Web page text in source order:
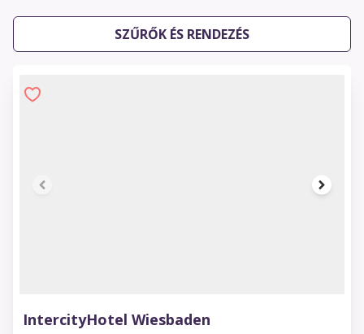
SZŰRŐK ÉS RENDEZÉS
IntercityHotel Wiesbaden